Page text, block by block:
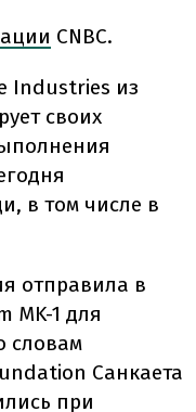
CNBC.
Industries из
своих
в том числе в
отправила в
MK-1 для
словам
Санкаета
при